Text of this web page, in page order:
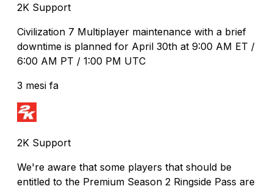
2K Support
Civilization 7 Multiplayer maintenance with a brief
downtime is planned for April 30th at 9:00 AM ET /
6:00 AM PT / 1:00 PM UTC
3 mesi fa
2K Support
We're aware that some players that should be
entitled to the Premium Season 2 Ringside Pass are